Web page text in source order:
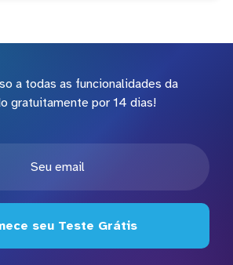
a todas as funcionalidades da
gratuitamente por 14 dias!
seu Teste Grátis